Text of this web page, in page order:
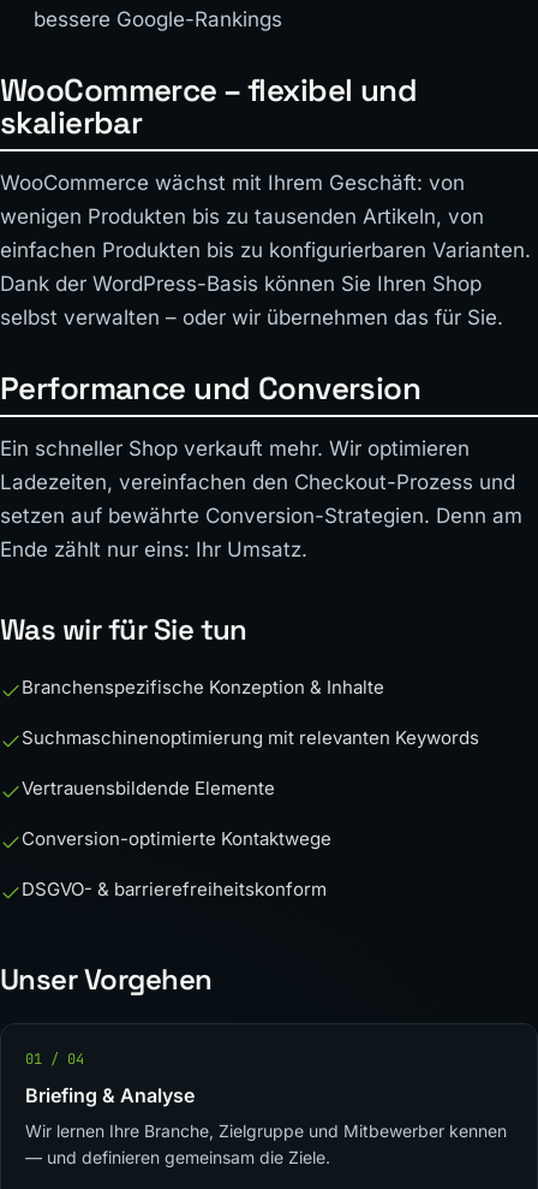
bessere Google-Rankings
WooCommerce – flexibel und
skalierbar
WooCommerce wächst mit Ihrem Geschäft: von
wenigen Produkten bis zu tausenden Artikeln, von
einfachen Produkten bis zu konfigurierbaren Varianten.
Dank der WordPress-Basis können Sie Ihren Shop
selbst verwalten – oder wir übernehmen das für Sie.
Performance und Conversion
Ein schneller Shop verkauft mehr. Wir optimieren
Ladezeiten, vereinfachen den Checkout-Prozess und
setzen auf bewährte Conversion-Strategien. Denn am
Ende zählt nur eins: Ihr Umsatz.
Was wir für Sie tun
Branchenspezifische Konzeption & Inhalte
Suchmaschinenoptimierung mit relevanten Keywords
Vertrauensbildende Elemente
Conversion-optimierte Kontaktwege
DSGVO- & barrierefreiheitskonform
Unser Vorgehen
01 / 04
Briefing & Analyse
Wir lernen Ihre Branche, Zielgruppe und Mitbewerber kennen
— und definieren gemeinsam die Ziele.